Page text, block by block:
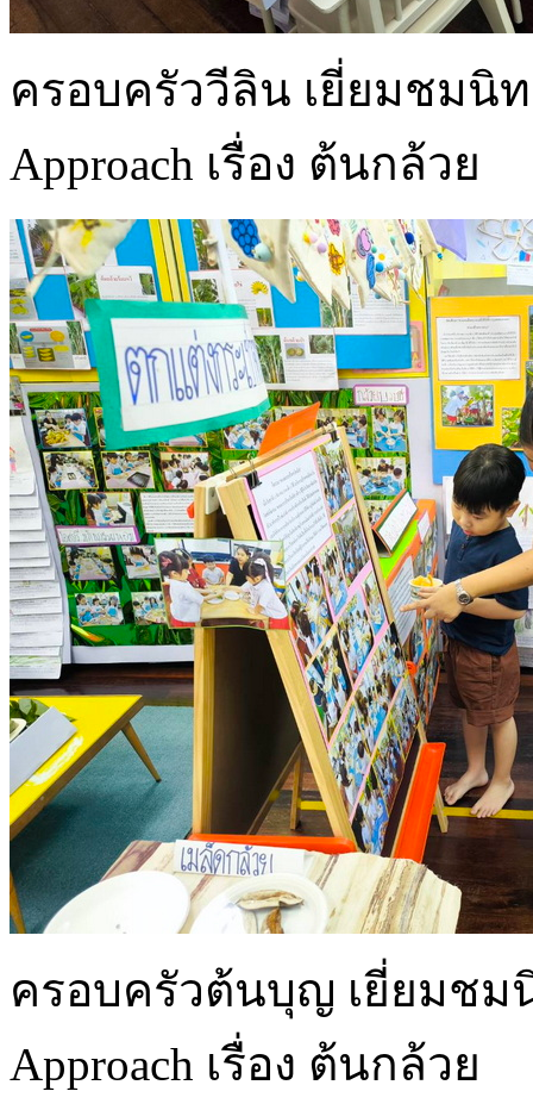
ครอบครัววีลิน เยี่ยมชมนิท
Approach เรื่อง ต้นกล้วย
ครอบครัวต้นบุญ เยี่ยมชม
Approach เรื่อง ต้นกล้วย